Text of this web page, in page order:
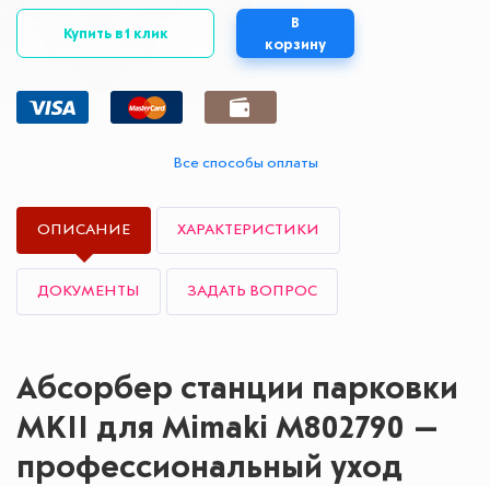
Купить в 1 клик
В
корзину
Все способы оплаты
ОПИСАНИЕ ХАРАКТЕРИСТИКИ
ДОКУМЕНТЫ ЗАДАТЬ ВОПРОС
Абсорбер станции парковки
MKII для Mimaki M802790 —
профессиональный уход